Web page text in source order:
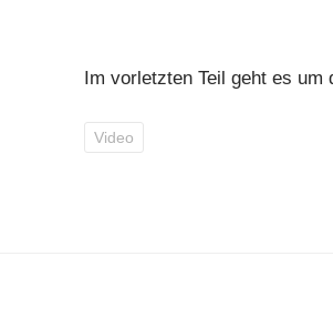
Im vorletzten Teil geht es
Video